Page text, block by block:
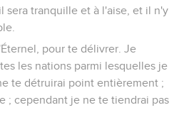
sera tranquille et à l'aise, et il n'y
pour te délivrer. Je
les nations parmi lesquelles je
te détruirai point entièrement ;
; cependant je ne te tiendrai pas